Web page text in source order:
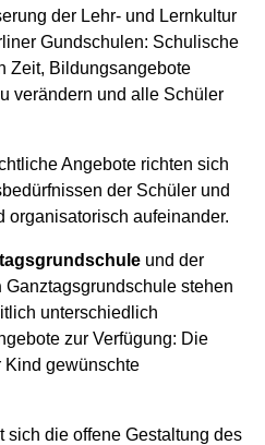
der Lehr- und Lernkultur
Gundschulen: Schulische
Zeit, Bildungsangebote
verändern und alle Schüler
Angebote richten sich
der Schüler und
organisatorisch aufeinander.
und der
Ganztagsgrundschule stehen
unterschiedlich
zur Verfügung: Die
Kind gewünschte
die offene Gestaltung des